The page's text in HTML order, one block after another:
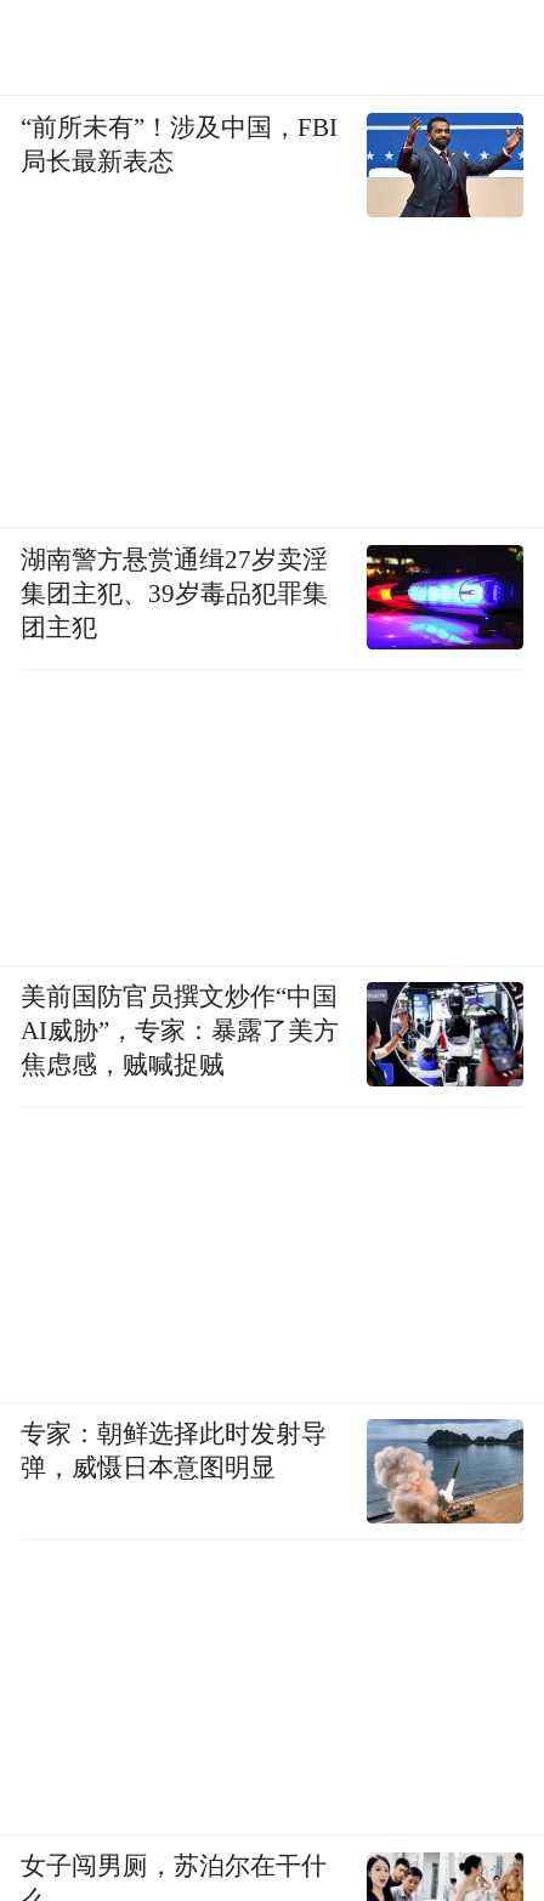
“前所未有”！涉及中国，FBI
局长最新表态
湖南警方悬赏通缉27岁卖淫
集团主犯、39岁毒品犯罪集
团主犯
美前国防官员撰文炒作“中国
AI威胁”，专家：暴露了美方
焦虑感，贼喊捉贼
专家：朝鲜选择此时发射导
弹，威慑日本意图明显
女子闯男厕，苏泊尔在干什